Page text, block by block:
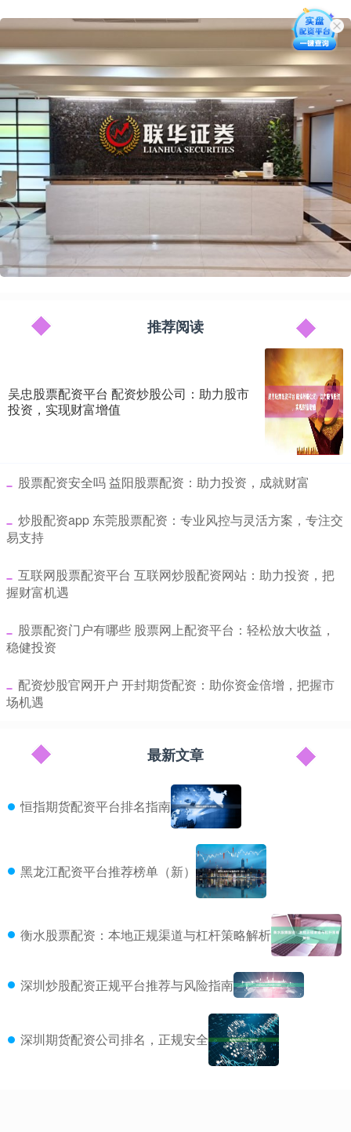
推荐阅读
吴忠股票配资平台 配资炒股公司：助力股市
投资，实现财富增值
​股票配资安全吗 益阳股票配资：助力投资，成就财富
​炒股配资app 东莞股票配资：专业风控与灵活方案，专注交
易支持
​互联网股票配资平台 互联网炒股配资网站：助力投资，把
握财富机遇
​股票配资门户有哪些 股票网上配资平台：轻松放大收益，
稳健投资
​配资炒股官网开户 开封期货配资：助你资金倍增，把握市
场机遇
最新文章
恒指期货配资平台排名指南
黑龙江配资平台推荐榜单（新）
衡水股票配资：本地正规渠道与杠杆策略解析
深圳炒股配资正规平台推荐与风险指南
深圳期货配资公司排名，正规安全